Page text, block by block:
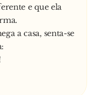
e que ela
a casa, senta-se